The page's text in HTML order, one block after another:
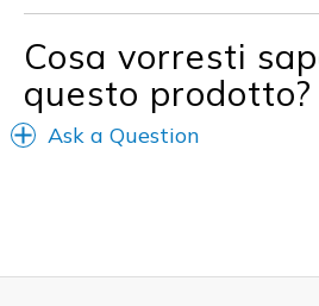
Casual Wear
Going Out
Travel
Cosa vorresti
questo prodotto?
Ask a Question